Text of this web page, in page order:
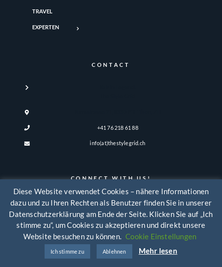
TRAVEL
EXPERTEN
CONTACT
+41 76 218 61 88
info(at)thestylegrid.ch
CONNECT WITH US!
Diese Website verwendet Cookies – nähere Informationen
dazu und zu Ihren Rechten als Benutzer finden Sie in unserer
Datenschutzerklärung am Ende der Seite. Klicken Sie auf „Ich
stimme zu“, um Cookies zu akzeptieren und direkt unsere
Website besuchen zu können. Cookie Einstellungen
Ich stimme zu Ablehnen Mehr lesen